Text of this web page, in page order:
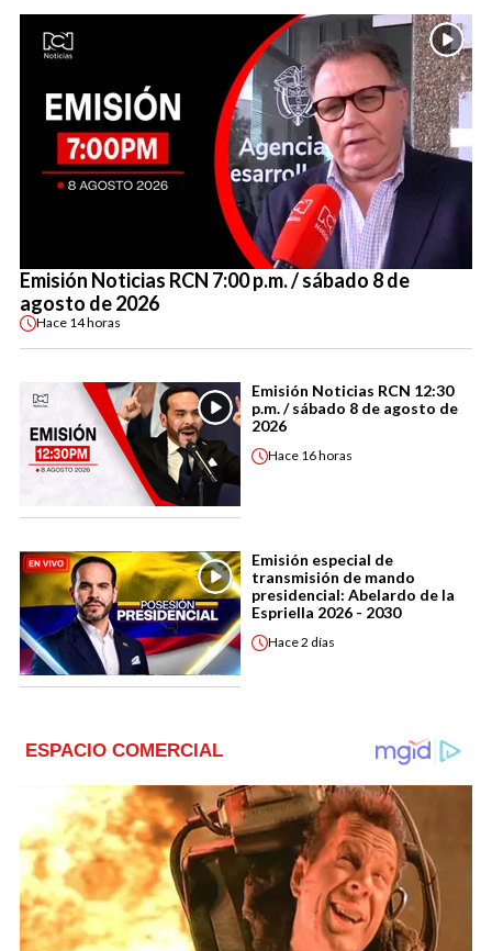
Emisión Noticias RCN 7:00 p.m. / sábado 8 de
agosto de 2026
Hace 14 horas
Emisión Noticias RCN 12:30
p.m. / sábado 8 de agosto de
2026
Hace 16 horas
Emisión especial de
transmisión de mando
presidencial: Abelardo de la
Espriella 2026 - 2030
Hace2 días